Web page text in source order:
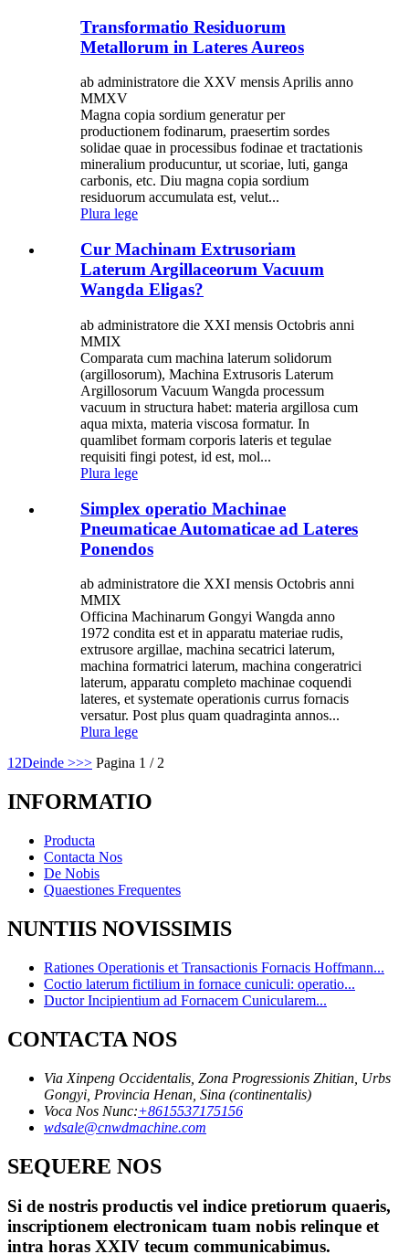
Transformatio Residuorum
Metallorum in Lateres Aureos
ab administratore die XXV mensis Aprilis anno
MMXV
Magna copia sordium generatur per
productionem fodinarum, praesertim sordes
solidae quae in processibus fodinae et tractationis
mineralium producuntur, ut scoriae, luti, ganga
carbonis, etc. Diu magna copia sordium
residuorum accumulata est, velut...
Plura lege
Cur Machinam Extrusoriam
Laterum Argillaceorum Vacuum
Wangda Eligas?
ab administratore die XXI mensis Octobris anni
MMIX
Comparata cum machina laterum solidorum
(argillosorum), Machina Extrusoris Laterum
Argillosorum Vacuum Wangda processum
vacuum in structura habet: materia argillosa cum
aqua mixta, materia viscosa formatur. In
quamlibet formam corporis lateris et tegulae
requisiti fingi potest, id est, mol...
Plura lege
Simplex operatio Machinae
Pneumaticae Automaticae ad Lateres
Ponendos
ab administratore die XXI mensis Octobris anni
MMIX
Officina Machinarum Gongyi Wangda anno
1972 condita est et in apparatu materiae rudis,
extrusore argillae, machina secatrici laterum,
machina formatrici laterum, machina congeratrici
laterum, apparatu completo machinae coquendi
lateres, et systemate operationis currus fornacis
versatur. Post plus quam quadraginta annos...
Plura lege
1 2Deinde >>> Pagina 1 / 2
INFORMATIO
Producta
Contacta Nos
De Nobis
Quaestiones Frequentes
NUNTIIS NOVISSIMIS
Rationes Operationis et Transactionis Fornacis Hoffmann...
Coctio laterum fictilium in fornace cuniculi: operatio...
Ductor Incipientium ad Fornacem Cunicularem...
CONTACTA NOS
Via Xinpeng Occidentalis, Zona Progressionis Zhitian, Urbs
Gongyi, Provincia Henan, Sina (continentalis)
Voca Nos Nunc:+8615537175156
wdsale@cnwdmachine.com
SEQUERE NOS
Si de nostris productis vel indice pretiorum quaeris,
inscriptionem electronicam tuam nobis relinque et
intra horas XXIV tecum communicabimus.